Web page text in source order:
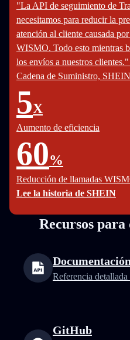
"La API de seguimiento de
necesitamos para reducir la
atención al cliente causada
WISMO. Todo esto mientras
los envíos a nuestros
Cadena de Suministro, SHEIN
5X
Aumento de eficiencia
60%
Reducción de llamadas
Lee la historia de SHEIN
Recursos
Referencia
GitHub